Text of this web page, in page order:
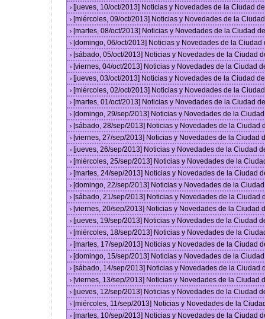
› [jueves, 10/oct/2013] Noticias y Novedades de la Ciudad
› [miércoles, 09/oct/2013] Noticias y Novedades de la
› [martes, 08/oct/2013] Noticias y Novedades de la Ciudad
› [domingo, 06/oct/2013] Noticias y Novedades de la
› [sábado, 05/oct/2013] Noticias y Novedades de la Ciudad
› [viernes, 04/oct/2013] Noticias y Novedades de la Ciudad
› [jueves, 03/oct/2013] Noticias y Novedades de la Ciudad
› [miércoles, 02/oct/2013] Noticias y Novedades de la
› [martes, 01/oct/2013] Noticias y Novedades de la Ciudad
› [domingo, 29/sep/2013] Noticias y Novedades de la
› [sábado, 28/sep/2013] Noticias y Novedades de la Ciudad
› [viernes, 27/sep/2013] Noticias y Novedades de la Ciudad
› [jueves, 26/sep/2013] Noticias y Novedades de la Ciudad
› [miércoles, 25/sep/2013] Noticias y Novedades de la
› [martes, 24/sep/2013] Noticias y Novedades de la Ciudad
› [domingo, 22/sep/2013] Noticias y Novedades de la
› [sábado, 21/sep/2013] Noticias y Novedades de la Ciudad
› [viernes, 20/sep/2013] Noticias y Novedades de la Ciudad
› [jueves, 19/sep/2013] Noticias y Novedades de la Ciudad
› [miércoles, 18/sep/2013] Noticias y Novedades de la
› [martes, 17/sep/2013] Noticias y Novedades de la Ciudad
› [domingo, 15/sep/2013] Noticias y Novedades de la
› [sábado, 14/sep/2013] Noticias y Novedades de la Ciudad
› [viernes, 13/sep/2013] Noticias y Novedades de la Ciudad
› [jueves, 12/sep/2013] Noticias y Novedades de la Ciudad
› [miércoles, 11/sep/2013] Noticias y Novedades de la
› [martes, 10/sep/2013] Noticias y Novedades de la Ciudad